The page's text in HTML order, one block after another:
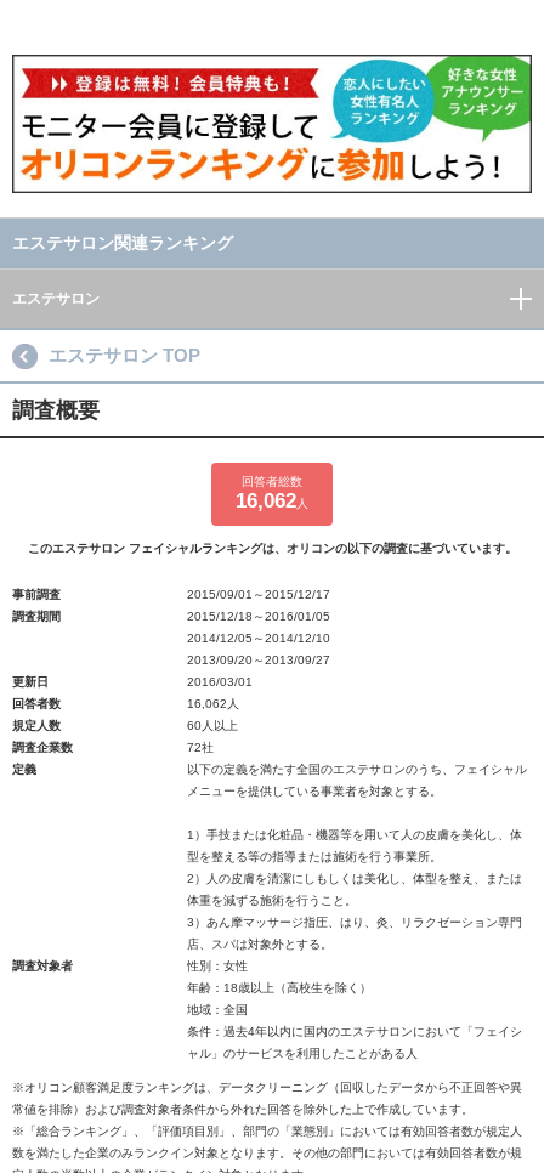
エステサロン関連ランキング
エステサロン
エステサロン TOP
調査概要
回答者総数
16,062 人
このエステサロン フェイシャルランキングは、オリコンの以下の調査に基づいています。
事前調査
2015/09/01～2015/12/17
調査期間
2015/12/18～2016/01/05
2014/12/05～2014/12/10
2013/09/20～2013/09/27
更新日
2016/03/01
回答者数
16,062人
規定人数
60人以上
調査企業数
72社
定義
以下の定義を満たす全国のエステサロンのうち、フェイシャル
メニューを提供している事業者を対象とする。
1）手技または化粧品・機器等を用いて人の皮膚を美化し、体
型を整える等の指導または施術を行う事業所。
2）人の皮膚を清潔にしもしくは美化し、体型を整え、または
体重を減ずる施術を行うこと。
3）あん摩マッサージ指圧、はり、灸、リラクゼーション専門
店、スパは対象外とする。
調査対象者
性別：女性
年齢：18歳以上（高校生を除く）
地域：全国
条件：過去4年以内に国内のエステサロンにおいて「フェイシ
ャル」のサービスを利用したことがある人
※オリコン顧客満足度ランキングは、データクリーニング（回収したデータから不正回答や異
常値を排除）および調査対象者条件から外れた回答を除外した上で作成しています。
※「総合ランキング」、「評価項目別」、部門の「業態別」においては有効回答者数が規定人
数を満たした企業のみランクイン対象となります。その他の部門においては有効回答者数が規